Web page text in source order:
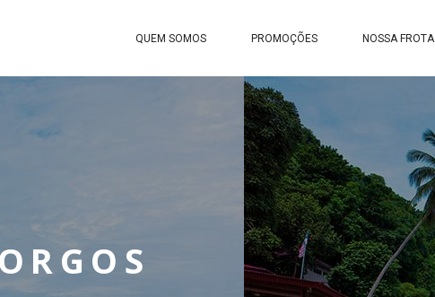
QUEM SOMOS PROMOÇÕES NOSSA FROTA